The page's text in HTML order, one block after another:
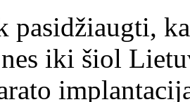
pasidžiaugti,
iki šiol